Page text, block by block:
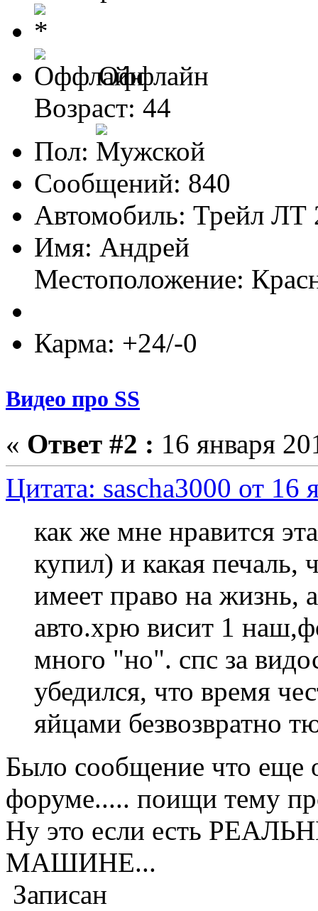
Оффлайн
Возраст: 44
Пол:
Сообщений: 840
Автомобиль: Трейл ЛТ
Имя: Андрей
Местоположение:
Карма: +24/-0
Видео про SS
« Ответ #2 : 16 января
Цитата: sascha3000 от 16
как же мне нравится
купил) и какая печаль,
имеет право на жизнь,
авто.хрю висит 1
много "но". спс за
убедился, что время
яйцами безвозвратно
Было сообщение что еще
форуме..... поищи тему
Ну это если есть
МАШИНЕ...
Записан